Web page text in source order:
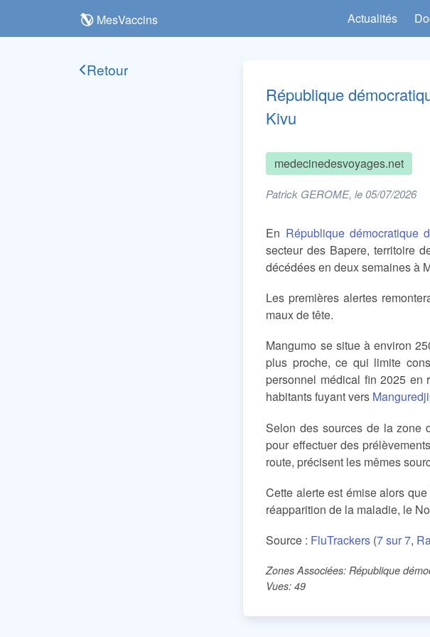
MesVaccins Actualités
Retour
République
Kivu
medecinedesvoyages.net
Patrick GEROME, le 05/07/2026
En République démocratique
secteur des Bapere, territoire
décédées en deux semaines à
Les premières alertes
maux de tête.
Mangumo se situe à environ
plus proche, ce qui limite
personnel médical fin 2025 en
habitants fuyant vers
Selon des sources de la zone
pour effectuer des
route, précisent les mêmes
Cette alerte est émise alors
réapparition de la maladie, le
Source : FluTrackers (7 sur 7,
Zones Associées: République
Vues: 49